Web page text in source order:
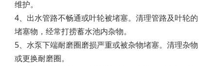
维护。
4、出水管路不畅通或叶轮被堵塞。清理管路及叶轮的
堵塞物，经常打捞蓄水池内杂物。
5、水泵下端耐磨圈磨损严重或被杂物堵塞。清理杂物
或更换耐磨圈。